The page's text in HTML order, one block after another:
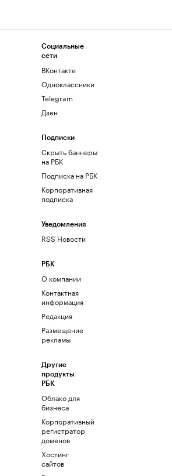
Социальные
сети
ВКонтакте
Одноклассники
Telegram
Дзен
Подписки
Скрыть баннеры
на РБК
Подписка на РБК
Корпоративная
подписка
Уведомления
RSS Новости
РБК
О компании
Контактная
информация
Редакция
Размещение
рекламы
Другие
продукты
РБК
Облако для
бизнеса
Корпоративный
регистратор
доменов
Хостинг
сайтов